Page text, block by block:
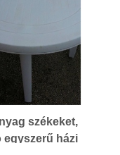
székeket,
egyszerű házi